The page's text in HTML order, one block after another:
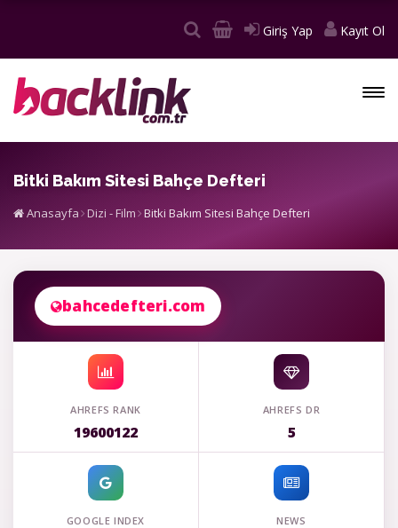
Giriş Yap Kayıt Ol
Bitki Bakım Sitesi Bahçe Defteri
Anasayfa Dizi - Film Bitki Bakım Sitesi Bahçe Defteri
bahcedefteri.com
AHREFS RANK
19600122
AHREFS DR
5
GOOGLE INDEX NEWS